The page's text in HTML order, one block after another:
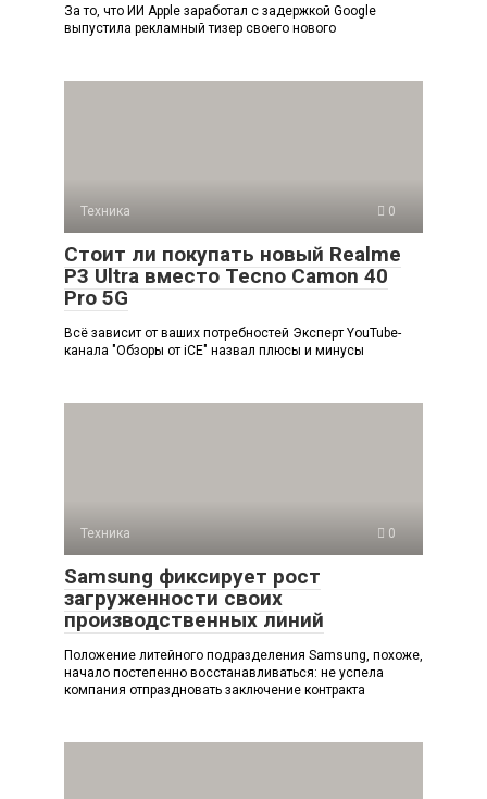
За то, что ИИ Apple заработал с задержкой Google
выпустила рекламный тизер своего нового
Техника 0
Стоит ли покупать новый Realme
P3 Ultra вместо Tecno Camon 40
Pro 5G
Всё зависит от ваших потребностей Эксперт YouTube-
канала "Обзоры от iCE" назвал плюсы и минусы
Техника 0
Samsung фиксирует рост
загруженности своих
производственных линий
Положение литейного подразделения Samsung, похоже,
начало постепенно восстанавливаться: не успела
компания отпраздновать заключение контракта